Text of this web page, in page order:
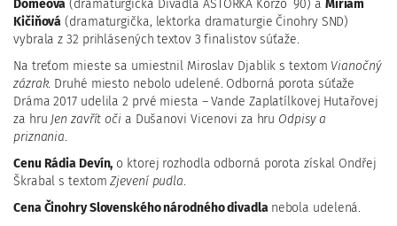
Dömeová (dramaturgička Divadla ASTORKA Korzo ´90) a Miriam
Kičiňová (dramaturgička, lektorka dramaturgie Činohry SND)
vybrala z 32 prihlásených textov 3 finalistov súťaže.
Na treťom mieste sa umiestnil Miroslav Djablik s textom Vianočný
zázrak. Druhé miesto nebolo udelené. Odborná porota súťaže
Dráma 2017 udelila 2 prvé miesta – Vande Zaplatílkovej Hutařovej
za hru Jen zavřít oči a Dušanovi Vicenovi za hru Odpisy a
priznania.
Cenu Rádia Devín, o ktorej rozhodla odborná porota získal Ondřej
Škrabal s textomZjevení pudla.
Cena Činohry Slovenského národného divadla nebola udelená.